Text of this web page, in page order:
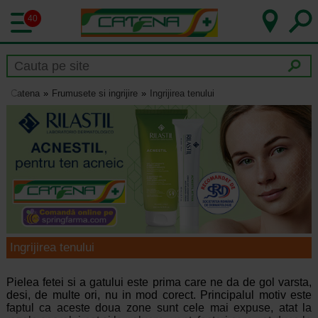
40
Catena Frumusete si ingrijire Ingrijirea tenului
Ingrijirea tenului
Pielea fetei si a gatului este prima care ne da de gol varsta,
desi, de multe ori, nu in mod corect. Principalul motiv este
faptul ca aceste doua zone sunt cele mai expuse, atat la